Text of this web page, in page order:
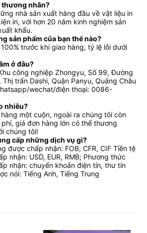
thương nhân?
nhà sản xuất hàng đầu về vật liệu in
in, với hơn 20 năm kinh nghiệm sản
khẩu.
sản phẩm của bạn thế nào?
trước khi giao hàng, tỷ lệ lỗi dưới
ở đâu?
công nghiệp Zhongyu, Số 99, Đường
trấn Dashi, Quận Panyu, Quảng Châu
wechat/điện thoại: 0086-
nhiêu?
một cuộn, ngoài ra chúng tôi còn
giá đơn hàng lớn có thể thương
chúng tôi!
cấp những dịch vụ gì?
được chấp nhận: FOB, CFR, CIF Tiền tệ
nhận: USD, EUR, RMB; Phương thức
nhận: chuyển khoản điện tín, thư tín
nói: Tiếng Anh, Tiếng Trung